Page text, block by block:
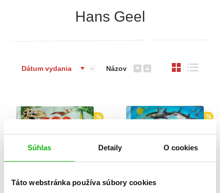
Súhlas Detaily O cookies
Táto webstránka používa súbory cookies
Hans Geel
Dátum vydania Názov
% %